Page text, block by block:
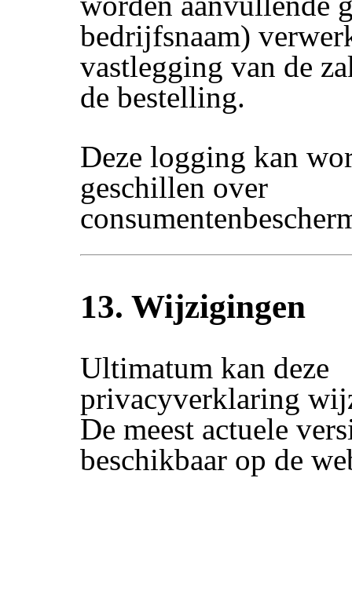
bedrijfsnaam)
vastlegging van de
de bestelling.
Deze logging kan
geschillen over
13. Wijzigingen
Ultimatum kan deze
privacyverklaring
De meest actuele
beschikbaar op de